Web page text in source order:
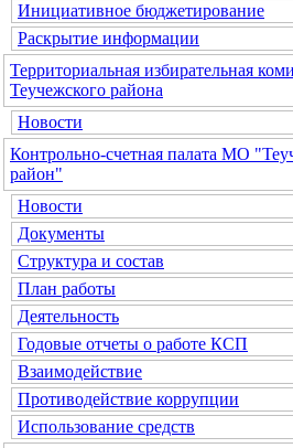
Инициативное бюджетирование
Раскрытие информации
Территориальная избирательная
Теучежского района
Новости
Контрольно-счетная палата МО
район"
Новости
Документы
Структура и состав
План работы
Деятельность
Годовые отчеты о работе КСП
Взаимодействие
Противодействие коррупции
Использование средств